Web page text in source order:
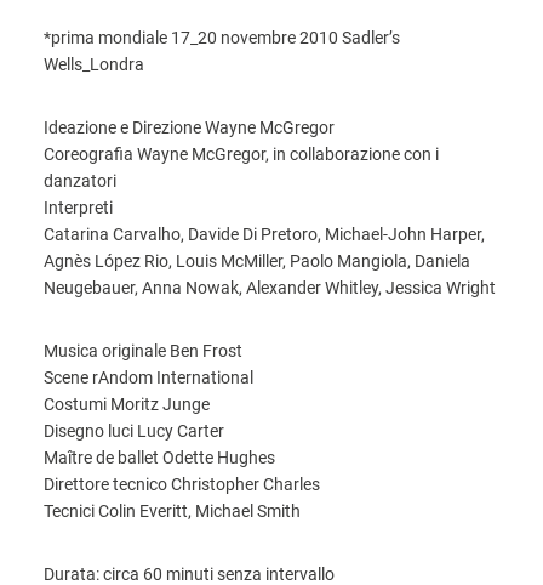
*prima mondiale 17_20 novembre 2010 Sadler’s
Wells_Londra
Ideazione e Direzione Wayne McGregor
Coreografia Wayne McGregor, in collaborazione con i
danzatori
Interpreti
Catarina Carvalho, Davide Di Pretoro, Michael-John Harper,
Agnès López Rio, Louis McMiller, Paolo Mangiola, Daniela
Neugebauer, Anna Nowak, Alexander Whitley, Jessica Wright
Musica originale Ben Frost
Scene rAndom International
Costumi Moritz Junge
Disegno luci Lucy Carter
Maître de ballet Odette Hughes
Direttore tecnico Christopher Charles
Tecnici Colin Everitt, Michael Smith
Durata: circa 60 minuti senza intervallo